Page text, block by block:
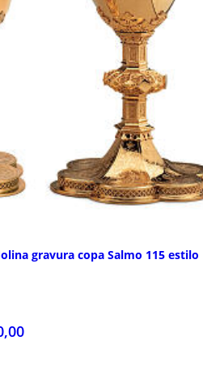
gravura copa Salmo 115 estilo